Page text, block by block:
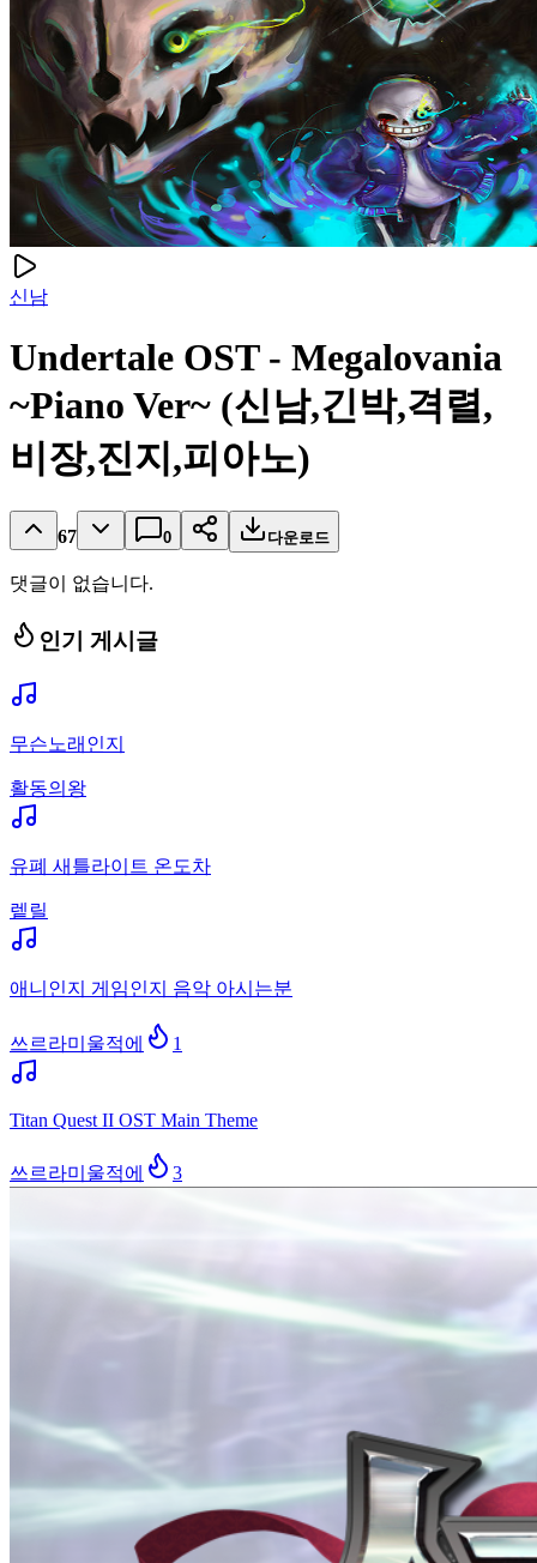
신남
Undertale OST - Megalovania
~Piano Ver~ (신남,긴박,격렬,
비장,진지,피아노)
67 0 다운로드
댓글이 없습니다.
인기 게시글
무슨노래인지
활동의왕
유폐 새틀라이트 온도차
렡릴
애니인지 게임인지 음악 아시는분
쓰르라미울적에 1
Titan Quest II OST Main Theme
쓰르라미울적에 3